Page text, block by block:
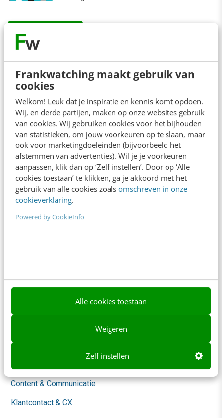
Frankwatching maakt gebruik van
cookies
Welkom! Leuk dat je inspiratie en kennis komt opdoen.
Wij, en derde partijen, maken op onze websites gebruik
van cookies. Wij gebruiken cookies voor het bijhouden
van statistieken, om jouw voorkeuren op te slaan, maar
ook voor marketingdoeleinden (bijvoorbeeld het
afstemmen van advertenties). Wil je je voorkeuren
aanpassen, klik dan op ‘Zelf instellen’. Door op ‘Alle
cookies toestaan’ te klikken, ga je akkoord met het
gebruik van alle cookies zoals omschreven in onze
cookieverklaring.
Powered by CookieInfo
Alle cookies toestaan
Weigeren
Zelf instellen
Bekijk meer
Contact
redactie@frankwatching.com
+31 30 200 1045
Tarieven
Meer contactopties
Frankwatching
Ons team
Blog
Content & Communicatie
Klantcontact & CX